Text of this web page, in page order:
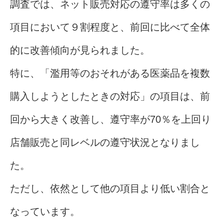
調査では、ネット販売対応の遵守率は多くの
項目において９割程度と、前回に比べて全体
的に改善傾向が見られました。
特に、「濫用等のおそれがある医薬品を複数
購入しようとしたときの対応」の項目は、前
回から大きく改善し、遵守率が70％を上回り
店舗販売と同レベルの遵守状況となりまし
た。
ただし、依然として他の項目より低い割合と
なっています。